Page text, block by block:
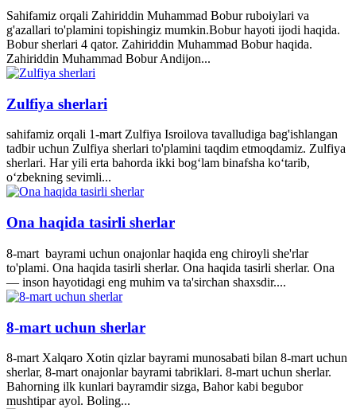
Sahifamiz orqali Zahiriddin Muhammad Bobur ruboiylari va
g'azallari to'plamini topishingiz mumkin.Bobur hayoti ijodi haqida.
Bobur sherlari 4 qator. Zahiriddin Muhammad Bobur haqida.
Zahiriddin Muhammad Bobur Andijon...
Zulfiya sherlari
sahifamiz orqali 1-mart Zulfiya Isroilova tavalludiga bag'ishlangan
tadbir uchun Zulfiya sherlari to'plamini taqdim etmoqdamiz. Zulfiya
sherlari. Har yili erta bahorda ikki bogʻlam binafsha koʻtarib,
oʻzbekning sevimli...
Ona haqida tasirli sherlar
8-mart bayrami uchun onajonlar haqida eng chiroyli she'rlar
to'plami. Ona haqida tasirli sherlar. Ona haqida tasirli sherlar. Ona
— inson hayotidagi eng muhim va ta'sirchan shaxsdir....
8-mart uchun sherlar
8-mart Xalqaro Xotin qizlar bayrami munosabati bilan 8-mart uchun
sherlar, 8-mart onajonlar bayrami tabriklari. 8-mart uchun sherlar.
Bahorning ilk kunlari bayramdir sizga, Bahor kabi begubor
mushtipar ayol. Boling...